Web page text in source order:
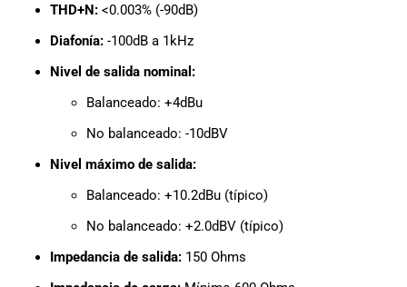
THD+N: <0.003% (-90dB)
Diafonía: -100dB a 1kHz
Nivel de salida nominal:
Balanceado: +4dBu
No balanceado: -10dBV
Nivel máximo de salida:
Balanceado: +10.2dBu (típico)
No balanceado: +2.0dBV (típico)
Impedancia de salida: 150 Ohms